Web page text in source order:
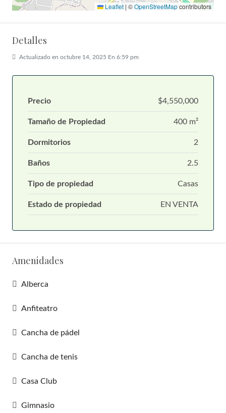
Leaflet | ©OpenStreetMapcontributors
Detalles
Actualizado en octubre 14, 2025 En 6:59 pm
Precio $4,550,000
Tamaño de Propiedad 400 m²
Dormitorios 2
Baños 2.5
Tipo de propiedad Casas
Estado de propiedad EN VENTA
Amenidades
Alberca
Anfiteatro
Cancha de pádel
Cancha de tenis
Casa Club
Gimnasio